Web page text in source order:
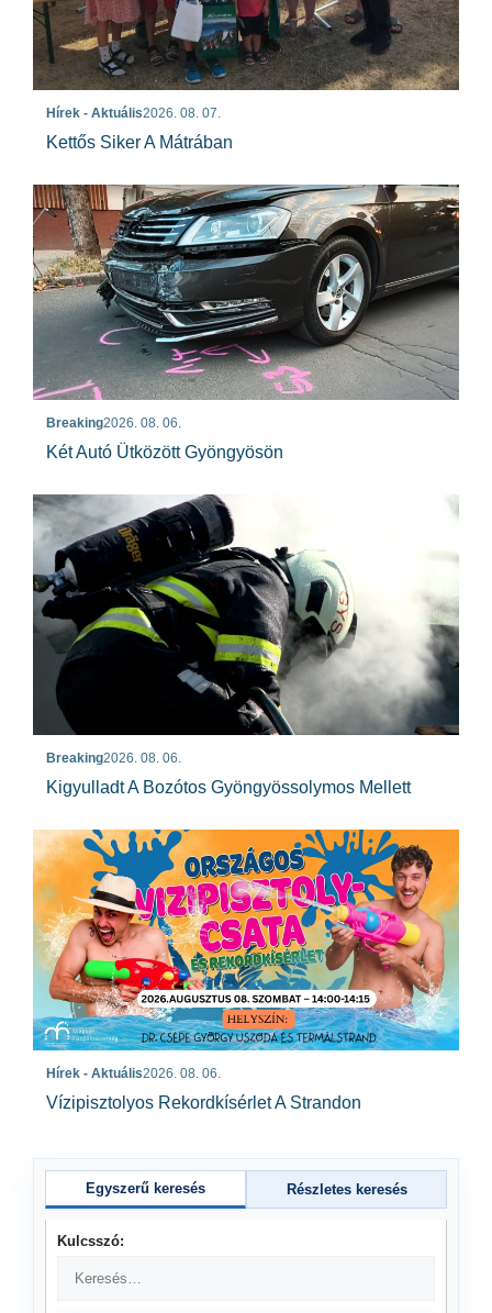
Hírek - Aktuális2026. 08. 07.
Kettős Siker A Mátrában
Breaking2026. 08. 06.
Két Autó Ütközött Gyöngyösön
Breaking2026. 08. 06.
Kigyulladt A Bozótos Gyöngyössolymos Mellett
Hírek - Aktuális2026. 08. 06.
Vízipisztolyos Rekordkísérlet A Strandon
Egyszerű keresés Részletes keresés
Kulcsszó: